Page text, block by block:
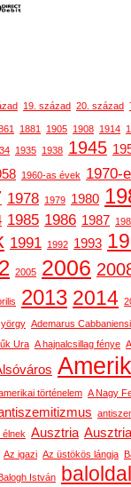
19. század 20. század
1881 1905 1908 1914
1935 1938 1945
1960-as évek 1970-
1978 1979 1980
1985 1986 1987
1991 1992 1993
2005 2006
2013 2014
Ademarus
Ura A hajnalcsillag fénye
történelem A Nagy
élnek Ausztria
Az igazi Az üstökös lángja
Balogh István baloldal